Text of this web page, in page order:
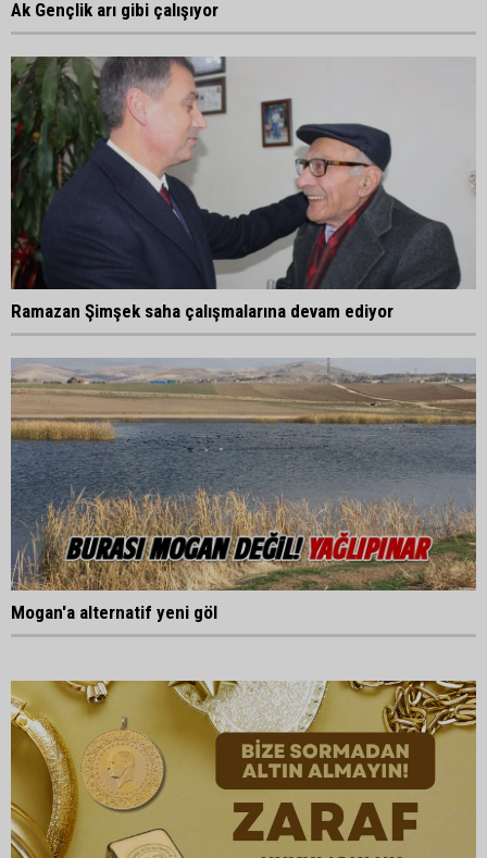
Ak Gençlik arı gibi çalışıyor
Ramazan Şimşek saha çalışmalarına devam ediyor
Mogan'a alternatif yeni göl